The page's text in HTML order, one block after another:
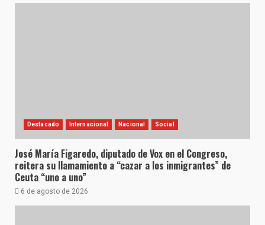
Destacado Internacional Nacional Social
José María Figaredo, diputado de Vox en el Congreso,
reitera su llamamiento a “cazar a los inmigrantes” de
Ceuta “uno a uno”
6 de agosto de 2026